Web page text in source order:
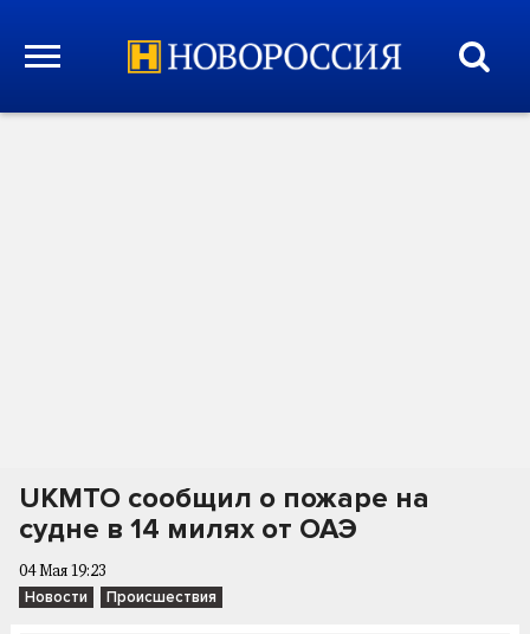
UKMTO сообщил о пожаре на
судне в 14 милях от ОАЭ
04 Мая 19:23
Новости Происшествия